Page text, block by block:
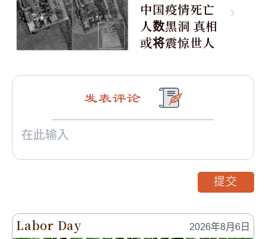
中国疫情死亡
人数黑洞 真相
或将震惊世人
Labor Day 2026年8月6日
发表评论
提交